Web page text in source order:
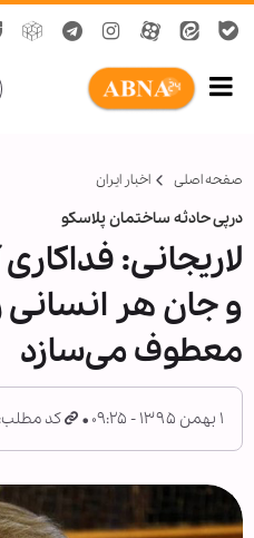
صفحه اصلی اخبار ایران
درپی حادثه ساختمان پلاسکو
لاریجانی:
و جان هر
معطوف می‌سازد
۱ بهمن ۱۳۹۵ - ۰۹:۲۵ کد مطلب: